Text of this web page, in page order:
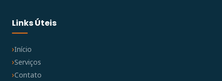
Links Úteis
Início
Serviços
Contato